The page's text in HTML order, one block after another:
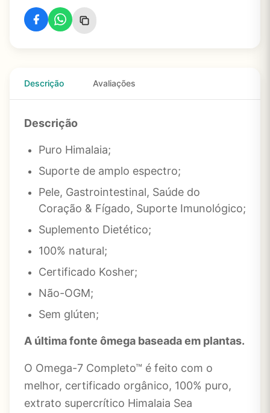
Descrição Avaliações
Descrição
Puro Himalaia;
Suporte de amplo espectro;
Pele, Gastrointestinal, Saúde do
Coração & Fígado, Suporte Imunológico;
Suplemento Dietético;
100% natural;
Certificado Kosher;
Não-OGM;
Sem glúten;
A última fonte ômega baseada em plantas.
O Omega-7 Completo™ é feito com o
melhor, certificado orgânico, 100% puro,
extrato supercrítico Himalaia Sea